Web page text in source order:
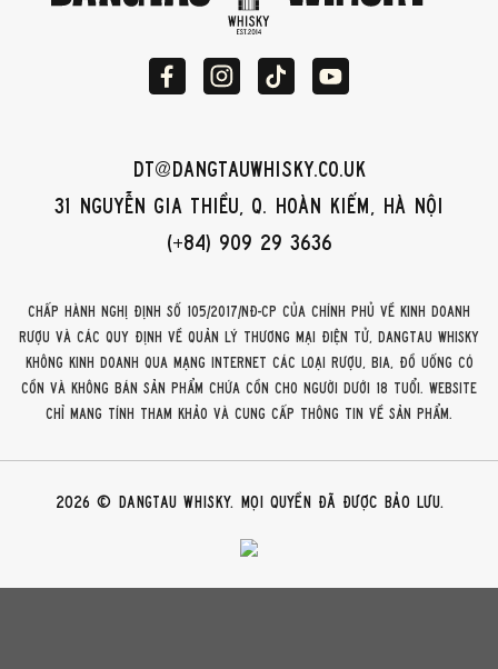
dt@dangtauwhisky.co.uk
31 Nguyễn Gia Thiều, Q. Hoàn Kiếm, Hà Nội
(+84) 909 29 3636
Chấp hành Nghị định số 105/2017/NĐ-CP của Chính phủ về kinh doanh
rượu và các quy định về quản lý thương mại điện tử, DangTau Whisky
không kinh doanh qua mạng internet các loại rượu, bia, đồ uống có
cồn và không bán sản phẩm chứa cồn cho người dưới 18 tuổi. Website
chỉ mang tính tham khảo và cung cấp thông tin về sản phẩm.
2026 © DangTau Whisky. Mọi quyền đã được bảo lưu.